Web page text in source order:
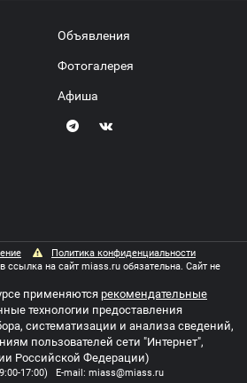
Объявления
Фотогалерея
Афиша
Политика конфиденциальности
ссылка на сайт miass.ru обязательна. Сайт не
применяются рекомендательные
технологии предоставления
систематизации и анализа сведений,
пользователей сети "Интернет",
Российской Федерации)
17:00) E-mail: miass@miass.ru